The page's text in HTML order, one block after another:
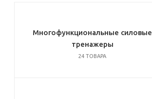
Многофункциональные силовые
тренажеры
24 ТОВАРА